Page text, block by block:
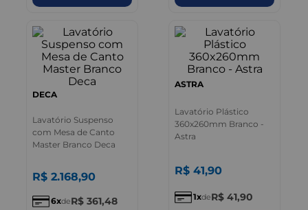
DECA
Lavatório Suspenso
com Mesa de Canto
Master Branco Deca
R$ 2.168,90
6 deR$ 361,48
ASTRA
Lavatório Plástico
360x260mm Branco -
Astra
R$ 41,90
1 deR$ 41,90